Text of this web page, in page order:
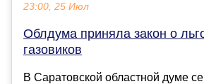
23:00, 25 Июл
Облдума приняла закон о
газовиков
В Саратовской областной думе